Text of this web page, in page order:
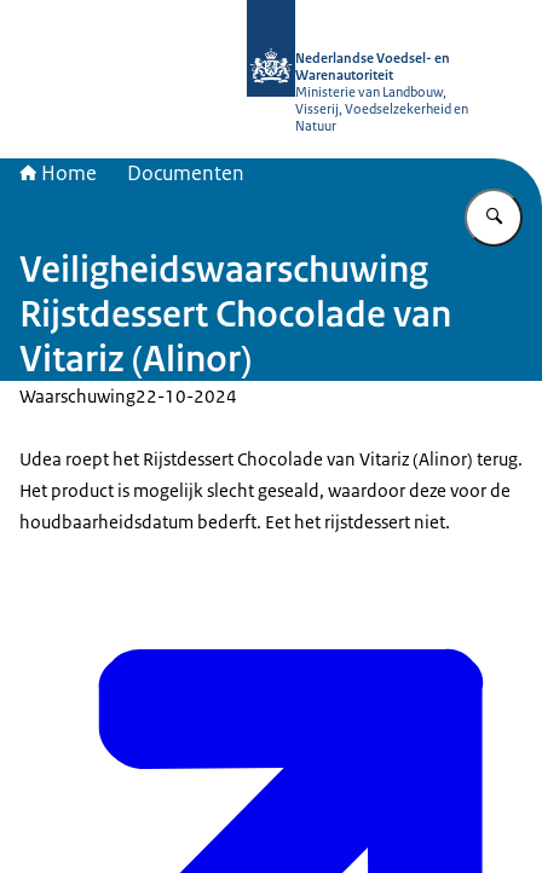
Nederlandse Voedsel- en
Warenautoriteit
Ministerie van Landbouw,
Visserij, Voedselzekerheid en
Natuur
Home Documenten
Veiligheidswaarschuwing
Rijstdessert Chocolade van
Vitariz (Alinor)
Waarschuwing22-10-2024
Udea roept het Rijstdessert Chocolade van Vitariz (Alinor) terug.
Het product is mogelijk slecht geseald, waardoor deze voor de
houdbaarheidsdatum bederft. Eet het rijstdessert niet.